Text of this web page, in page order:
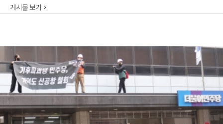
게시물 보기